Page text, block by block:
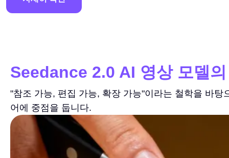
Seedance 2.0 AI 영상 모델
"참조 가능, 편집 가능, 확장 가능"이라는 철학을 바
어에 중점을 둡니다.